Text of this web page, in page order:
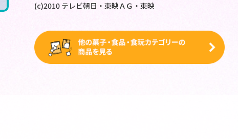
(c)2010 テレビ朝日・東映ＡＧ・東映